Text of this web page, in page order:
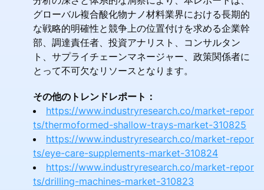
グローバル複合酸化物ナノ材料業界における長期的
な戦略的明確性と競争上の位置付けを求める企業幹
部、調達責任者、投資アナリスト、コンサルタン
ト、サプライチェーンマネージャー、政策関係者に
とって不可欠なリソースとなります。
その他のトレンドレポート：
https://www.industryresearch.co/market-repor
ts/thermoformed-shallow-trays-market-310825
https://www.industryresearch.co/market-repor
ts/eye-care-supplements-market-310824
https://www.industryresearch.co/market-repor
ts/drilling-machines-market-310823